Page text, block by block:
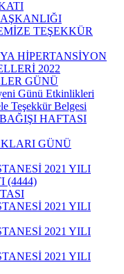
TEŞEKKÜR
HİPERTANSİYON
2022
GÜNÜ
Günü Etkinlikleri
Teşekkür Belgesi
HAFTASI
GÜNÜ
2021 YILI
(4444)
2021 YILI
2021 YILI
2021 YILI